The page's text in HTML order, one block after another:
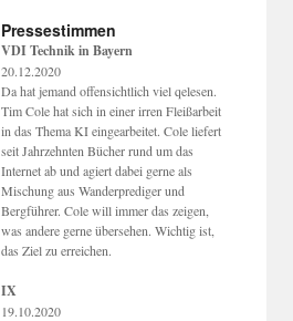
Pressestimmen
VDI Technik in Bayern
20.12.2020
Da hat jemand offensichtlich viel qelesen.
Tim Cole hat sich in einer irren Fleißarbeit
in das Thema KI eingearbeitet. Cole liefert
seit Jahrzehnten Bücher rund um das
Internet ab und agiert dabei gerne als
Mischung aus Wanderprediger und
Bergführer. Cole will immer das zeigen,
was andere gerne übersehen. Wichtig ist,
das Ziel zu erreichen.
IX
19.10.2020